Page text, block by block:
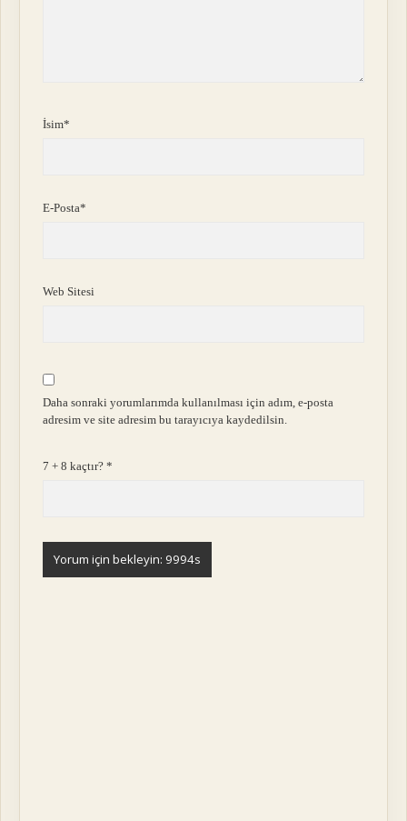
İsim*
E-Posta*
Web Sitesi
Daha sonraki yorumlarımda kullanılması için adım, e-posta
adresim ve site adresim bu tarayıcıya kaydedilsin.
7 + 8 kaçtır?*